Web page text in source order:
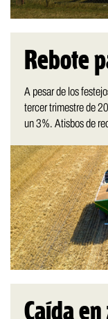
Rebote
A pesar de los
tercer trimestre de
un 3%. Atisbos de
Caída